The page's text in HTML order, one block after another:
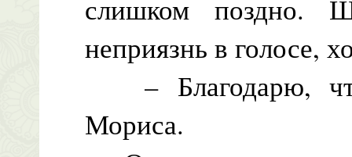
слишком поздно.
неприязнь в голосе,
– Благодарю,
Мориса.